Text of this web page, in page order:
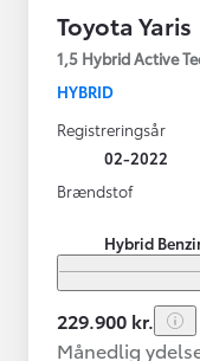
Toyota Yaris
1,5 Hybrid Active
HYBRID
Registreringsår
02-2022
Brændstof
Hybrid
229.900 kr.
Månedlig